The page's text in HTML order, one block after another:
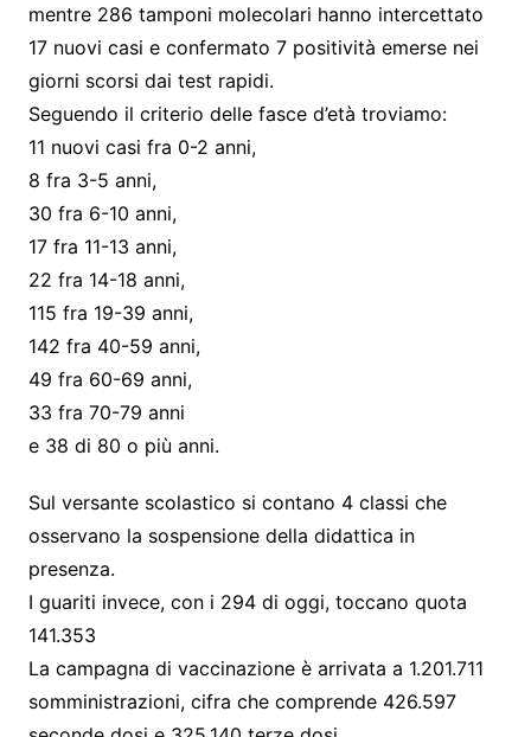
mentre 286 tamponi molecolari hanno intercettato
17 nuovi casi e confermato 7 positività emerse nei
giorni scorsi dai test rapidi.
Seguendo il criterio delle fasce d’età troviamo:
11 nuovi casi fra 0-2 anni,
8 fra 3-5 anni,
30 fra 6-10 anni,
17 fra 11-13 anni,
22 fra 14-18 anni,
115 fra 19-39 anni,
142 fra 40-59 anni,
49 fra 60-69 anni,
33 fra 70-79 anni
e 38 di 80 o più anni.
Sul versante scolastico si contano 4 classi che
osservano la sospensione della didattica in
presenza.
I guariti invece, con i 294 di oggi, toccano quota
141.353
La campagna di vaccinazione è arrivata a 1.201.711
somministrazioni, cifra che comprende 426.597